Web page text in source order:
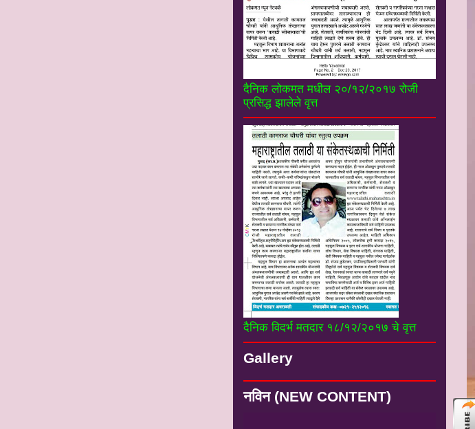
दैनिक लोकमत मधील २०/१२/२०१७ रोजी
प्रसिद्ध झालेले वृत्त
दैनिक विदर्भ मतदार १८/१२/२०१७ चे वृत्त
Gallery
नविन (NEW CONTENT)